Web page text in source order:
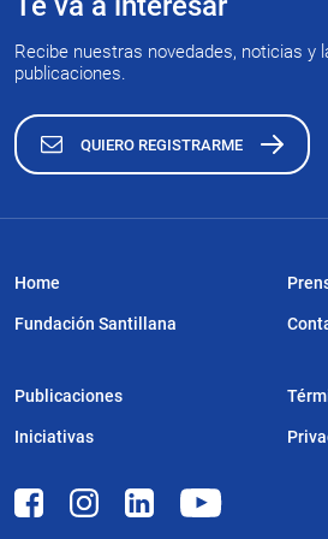
Recibe nuestras novedades, noticias y
publicaciones.
QUIERO REGISTRARME
Home
Fundación Santillana
Publicaciones
Iniciativas